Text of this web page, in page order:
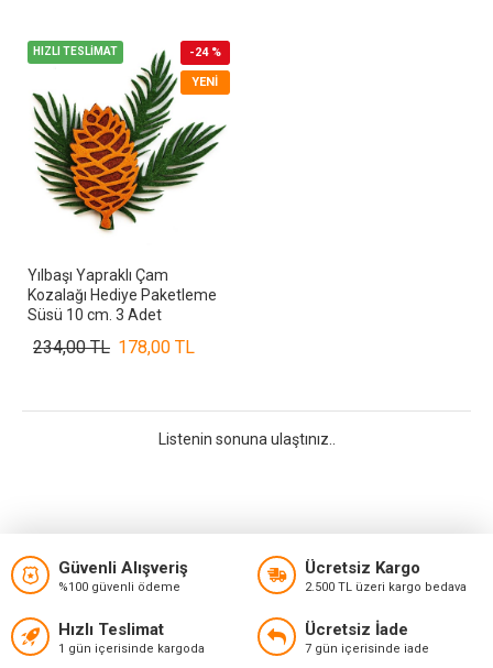
HIZLI TESLİMAT
YENI
-24 %
Yılbaşı Yapraklı Çam
Kozalağı Hediye Paketleme
Süsü 10 cm. 3 Adet
178,00 TL
234,00 TL
Listenin sonuna ulaştınız..
Güvenli Alışveriş
%100 güvenli ödeme
Ücretsiz Kargo
2.500 TL üzeri kargo bedava
Hızlı Teslimat
1 gün içerisinde kargoda
Ücretsiz İade
7 gün içerisinde iade